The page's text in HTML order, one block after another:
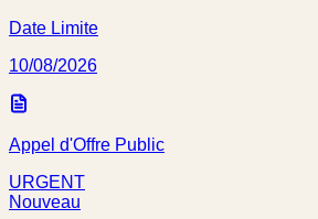
Date Limite
10/08/2026
Appel d'Offre Public
URGENT
Nouveau